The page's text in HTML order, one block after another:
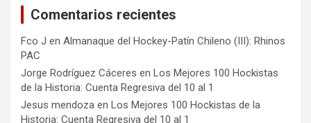
Comentarios recientes
Fco J en Almanaque del Hockey-Patín Chileno (III): Rhinos
PAC
Jorge Rodríguez Cáceres en Los Mejores 100 Hockistas
de la Historia: Cuenta Regresiva del 10 al 1
Jesus mendoza en Los Mejores 100 Hockistas de la
Historia: Cuenta Regresiva del 10 al 1